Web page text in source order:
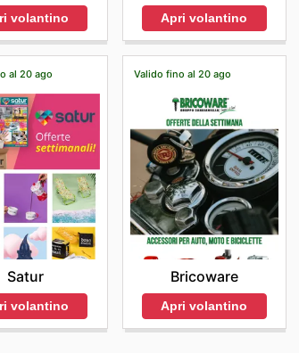
volantino Apri volantino
al 20 ago
Satur
volantino
Valido fino al 20 ago
Bricoware
Apri volantino